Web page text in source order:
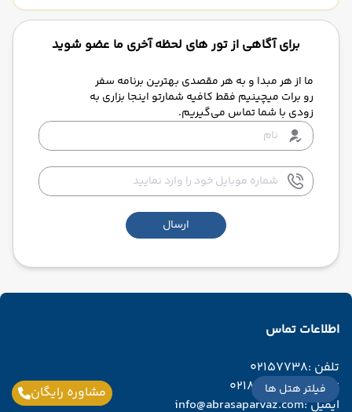
فیلتر هتل ها
برای آگاهی از تور های لحظه آخری ما عضو شوید
ما از هر مبدا و به هر مقصدی بهترین برنامه سفر
رو برات میچینیم فقط کافیه شمارتو اینجا بزاری به
زودی با شما تماس می‌گیریم.
ارسال
مشاوره رایگان
اطلاعات تماس
تلفن :02157738
تلفن :02188974787
ایمیل :info@abrasaparvaz.com